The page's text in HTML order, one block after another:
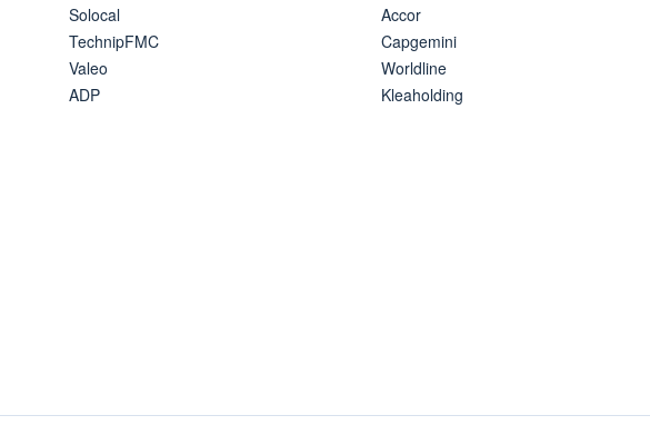
Solocal
TechnipFMC
Valeo
ADP
Accor
Capgemini
Worldline
Kleaholding